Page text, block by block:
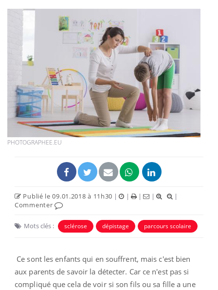
PHOTOGRAPHEE.EU
Publié le 09.01.2018 à 11h30 | | | |
|
Commenter
Mots clés : sclérose dépistage parcours scolaire
Ce sont les enfants qui en souffrent, mais c'est bien
aux parents de savoir la détecter. Car ce n'est pas si
compliqué que cela de voir si son fils ou sa fille a une